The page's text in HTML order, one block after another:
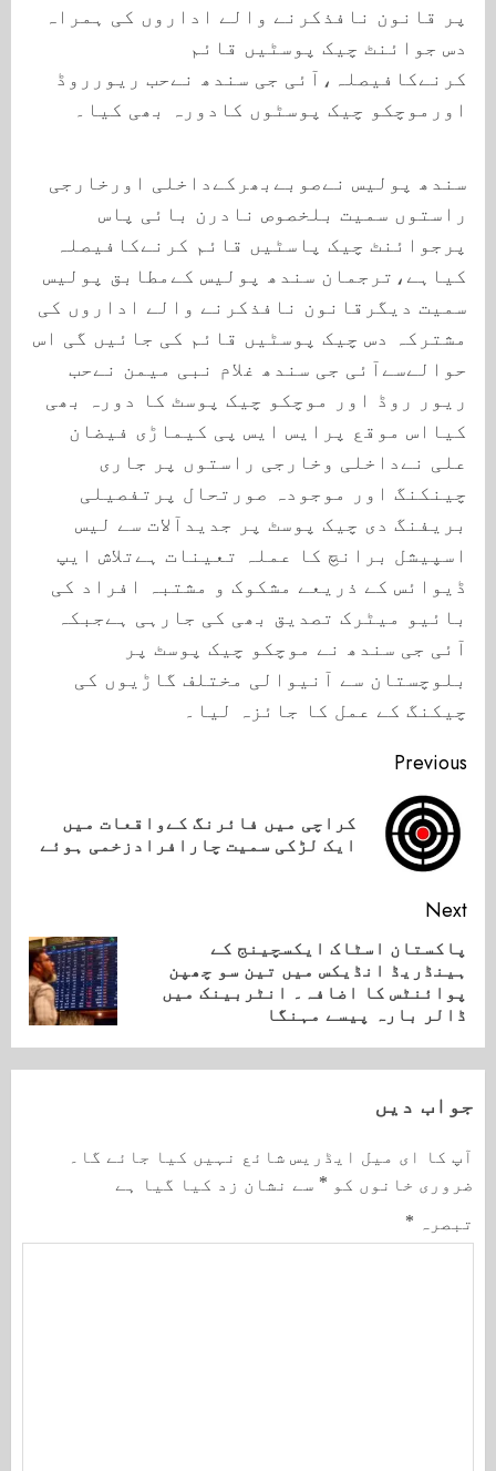
پر قانون نافذکرنے والے اداروں کی ہمراہ
دس جوائنٹ چیک پوسٹیں قائم
کرنےکافیصلہ،آئی جی سندھ نےحب ریورروڈ
اورموچکو چیک پوسٹوں کادورہ بھی کیا۔
سندھ پولیس نےصوبےبھرکےداخلی اورخارجی
راستوں سمیت بلخصوص نادرن بائی پاس
پرجوائنٹ چیک پاسٹیں قائم کرنےکافیصلہ
کیاہے،ترجمان سندھ پولیس کےمطابق پولیس
سمیت دیگرقانون نافذکرنے والے اداروں کی
مشترکہ دس چیک پوسٹیں قائم کی جائیں گی اس
حوالےسےآئی جی سندھ غلام نبی میمن نےحب
ریور روڈ اور موچکو چیک پوسٹ کا دورہ بھی
کیااس موقع پرایس ایس پی کیماڑی فیضان
علی نےداخلی وخارجی راستوں پر جاری
چینکنگ اور موجودہ صورتحال پرتفصیلی
بریفنگ دی چیک پوسٹ پر جدیدآلات سے لیس
اسپیشل برانچ کا عملہ تعینات ہےتلاش ایپ
ڈیوائس کے ذریعے مشکوک و مشتبہ افراد کی
بائیو میٹرک تصدیق بھی کی جارہی ہےجبکہ
آئی جی سندھ نے موچکو چیک پوسٹ پر
بلوچستان سے آنیوالی مختلف گاڑیوں کی
چیکنگ کے عمل کا جائزہ لیا۔
Continue
Reading
Previous
کراچی میں فائرنگ کےواقعات میں
ایک لڑکی سمیت چارافرادزخمی ہوئے
Next
Next
post:
پاکستان اسٹاک ایکسچینج کے
ہینڈریڈ انڈیکس میں تین سو چھپن
پوائنٹس کا اضافہ۔ انٹربینک میں
ڈالر بارہ پیسے مہنگا
جواب دیں
آپ کا ای میل ایڈریس شائع نہیں کیا جائے گا۔
ضروری خانوں کو * سے نشان زد کیا گیا ہے
تبصرہ *